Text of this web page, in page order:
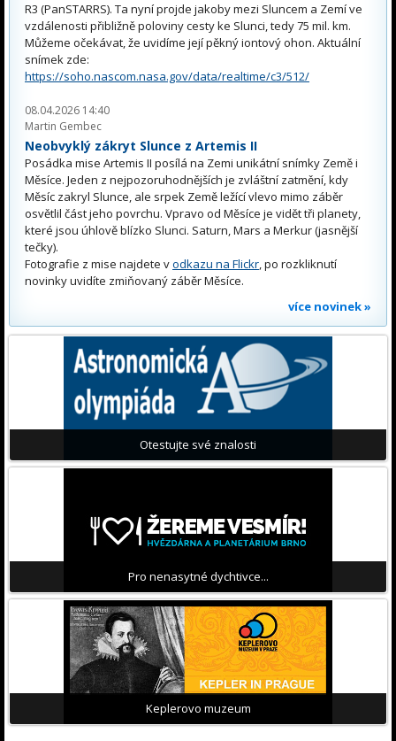
R3 (PanSTARRS). Ta nyní projde jakoby mezi Sluncem a Zemí ve
vzdálenosti přibližně poloviny cesty ke Slunci, tedy 75 mil. km.
Můžeme očekávat, že uvidíme její pěkný iontový ohon. Aktuální
snímek zde:
https://soho.nascom.nasa.gov/data/realtime/c3/512/
08.04.2026 14:40
Martin Gembec
Neobvyklý zákryt Slunce z Artemis II
Posádka mise Artemis II posílá na Zemi unikátní snímky Země i
Měsíce. Jeden z nejpozoruhodnějších je zvláštní zatmění, kdy
Měsíc zakryl Slunce, ale srpek Země ležící vlevo mimo záběr
osvětlil část jeho povrchu. Vpravo od Měsíce je vidět tři planety,
které jsou úhlově blízko Slunci. Saturn, Mars a Merkur (jasnější
tečky).
Fotografie z mise najdete vodkazu na Flickr, po rozkliknutí
novinky uvidíte zmiňovaný záběr Měsíce.
více novinek »
Otestujte své znalosti
Pro nenasytné dychtivce...
Keplerovo muzeum